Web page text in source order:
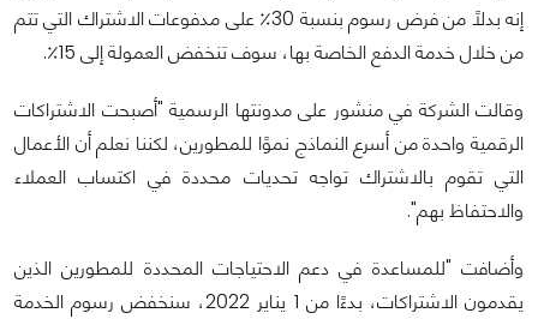
إنه بدلاً من فرض رسوم بنسبة 30٪ على مدفوعات الاشتراك التي تتم
من خلال خدمة الدفع الخاصة بها، سوف تنخفض العمولة إلى 15٪.
وقالت الشركة في منشور على مدونتها الرسمية "أصبحت الاشتراكات
الرقمية واحدة من أسرع النماذج نموًا للمطورين، لكننا نعلم أن الأعمال
التي تقوم بالاشتراك تواجه تحديات محددة في اكتساب العملاء
والاحتفاظ بهم".
وأضافت "للمساعدة في دعم الاحتياجات المحددة للمطورين الذين
يقدمون الاشتراكات، بدءًا من 1 يناير 2022، سنخفض رسوم الخدمة